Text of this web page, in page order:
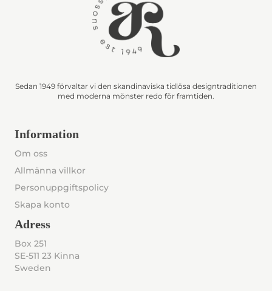
Sedan 1949 förvaltar vi den skandinaviska tidlösa designtraditionen
med moderna mönster redo för framtiden.
Information
Om oss
Allmänna villkor
Personuppgiftspolicy
Skapa konto
Adress
Box 251
SE-511 23 Kinna
Sweden